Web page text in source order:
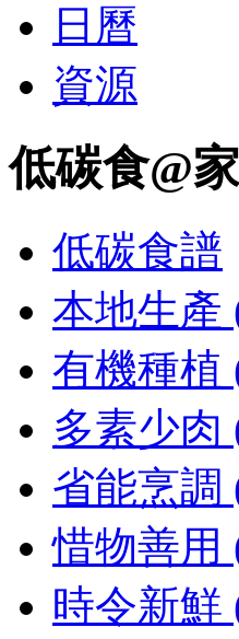
日曆
資源
低碳食@家
低碳食譜
本地生產
有機種植
多素少肉
省能烹調
惜物善用
時令新鮮